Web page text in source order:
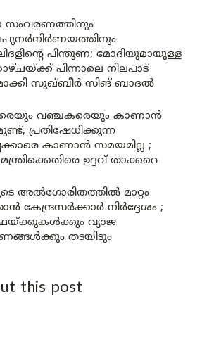
സംവരണത്തിനും
പിന്തുണ; മോദിയുമായുള്ള
പിന്നാലെ നിലപാട്
സുഖ്ബീർ സിങ് ബാദൽ
വഞ്ചകരെയും കാണാൻ
പ്രതിഷേധിക്കുന്ന
കാണാൻ സമയമില്ല ;
ഉദ്ദവ് താക്കറെ
അൽഗോരിതത്തിൽ മാറ്റം
കേന്ദ്രസർക്കാർ നിർദ്ദേശം ;
വ്യാജ
തടയിടും
this post